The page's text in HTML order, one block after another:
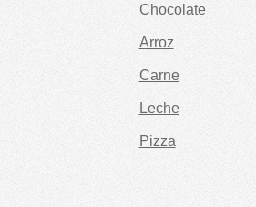
Chocolate
Arroz
Carne
Leche
Pizza